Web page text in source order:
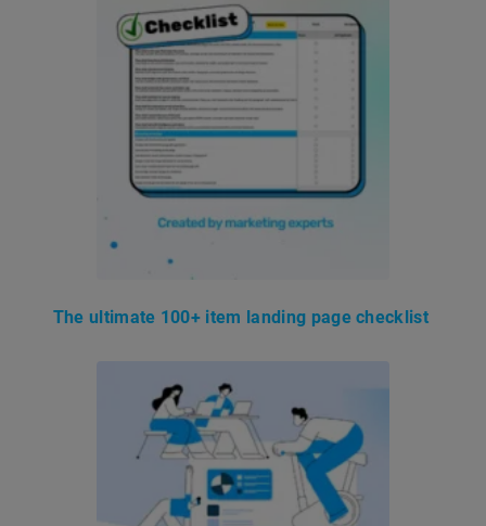
The ultimate 100+ item landing page checklist